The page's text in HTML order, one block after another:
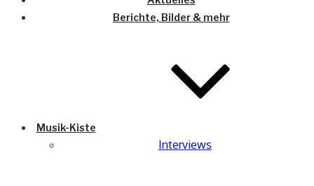
Berichte, Bilder & mehr
Musik-Kiste
Interviews